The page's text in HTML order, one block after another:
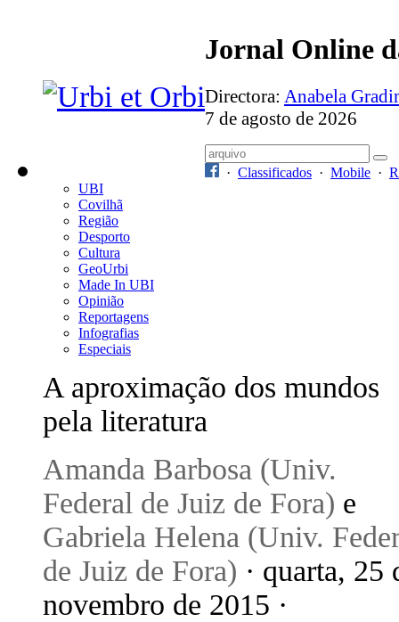
Jornal Online
Directora: Anabela
7 de agosto de 2026
· Classificados · Mobile ·
UBI
Covilhã
Região
Desporto
Cultura
GeoUrbi
Made In UBI
Opinião
Reportagens
Infografias
Especiais
A aproximação dos mundos
pela literatura
Amanda Barbosa (Univ.
Federal de Juiz de Fora) e
Gabriela Helena (Univ.
de Juiz de Fora) · quarta, 25
novembro de 2015 ·